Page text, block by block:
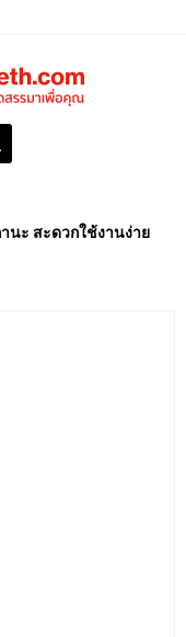
นะ สะดวกใช้งานง่าย